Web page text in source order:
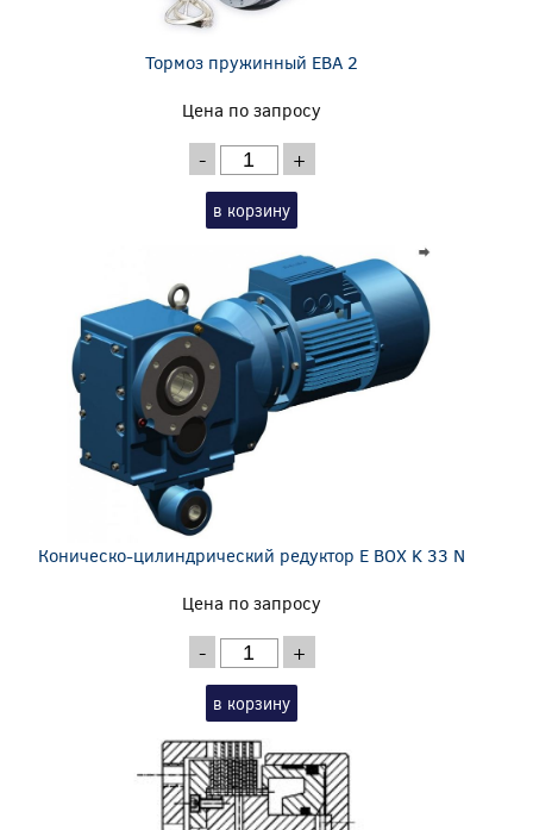
Тормоз пружинный EBA 2
Цена по запросу
- +
в корзину
Коническо-цилиндрический редуктор E BOX K 33 N
Цена по запросу
- +
в корзину